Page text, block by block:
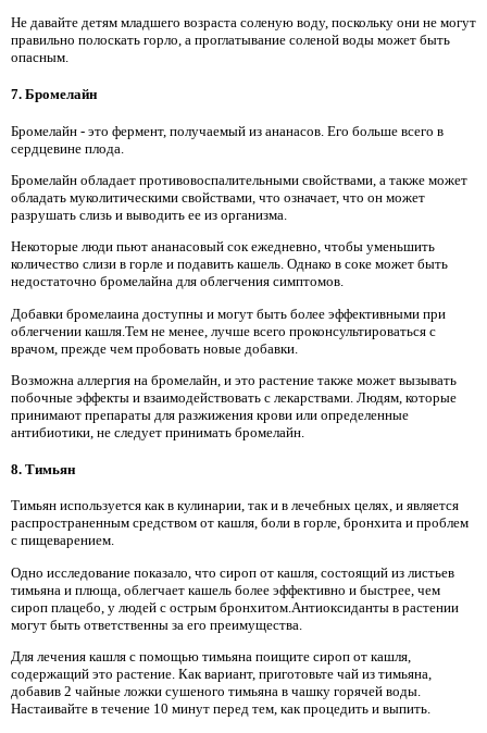
Не давайте детям младшего возраста соленую воду, поскольку они не могут
правильно полоскать горло, а проглатывание соленой воды может быть
опасным.
7. Бромелайн
Бромелайн - это фермент, получаемый из ананасов. Его больше всего в
сердцевине плода.
Бромелайн обладает противовоспалительными свойствами, а также может
обладать муколитическими свойствами, что означает, что он может
разрушать слизь и выводить ее из организма.
Некоторые люди пьют ананасовый сок ежедневно, чтобы уменьшить
количество слизи в горле и подавить кашель. Однако в соке может быть
недостаточно бромелайна для облегчения симптомов.
Добавки бромелаина доступны и могут быть более эффективными при
облегчении кашля.Тем не менее, лучше всего проконсультироваться с
врачом, прежде чем пробовать новые добавки.
Возможна аллергия на бромелайн, и это растение также может вызывать
побочные эффекты и взаимодействовать с лекарствами. Людям, которые
принимают препараты для разжижения крови или определенные
антибиотики, не следует принимать бромелайн.
8. Тимьян
Тимьян используется как в кулинарии, так и в лечебных целях, и является
распространенным средством от кашля, боли в горле, бронхита и проблем
с пищеварением.
Одно исследование показало, что сироп от кашля, состоящий из листьев
тимьяна и плюща, облегчает кашель более эффективно и быстрее, чем
сироп плацебо, у людей с острым бронхитом.Антиоксиданты в растении
могут быть ответственны за его преимущества.
Для лечения кашля с помощью тимьяна поищите сироп от кашля,
содержащий это растение. Как вариант, приготовьте чай из тимьяна,
добавив 2 чайные ложки сушеного тимьяна в чашку горячей воды.
Настаивайте в течение 10 минут перед тем, как процедить и выпить.